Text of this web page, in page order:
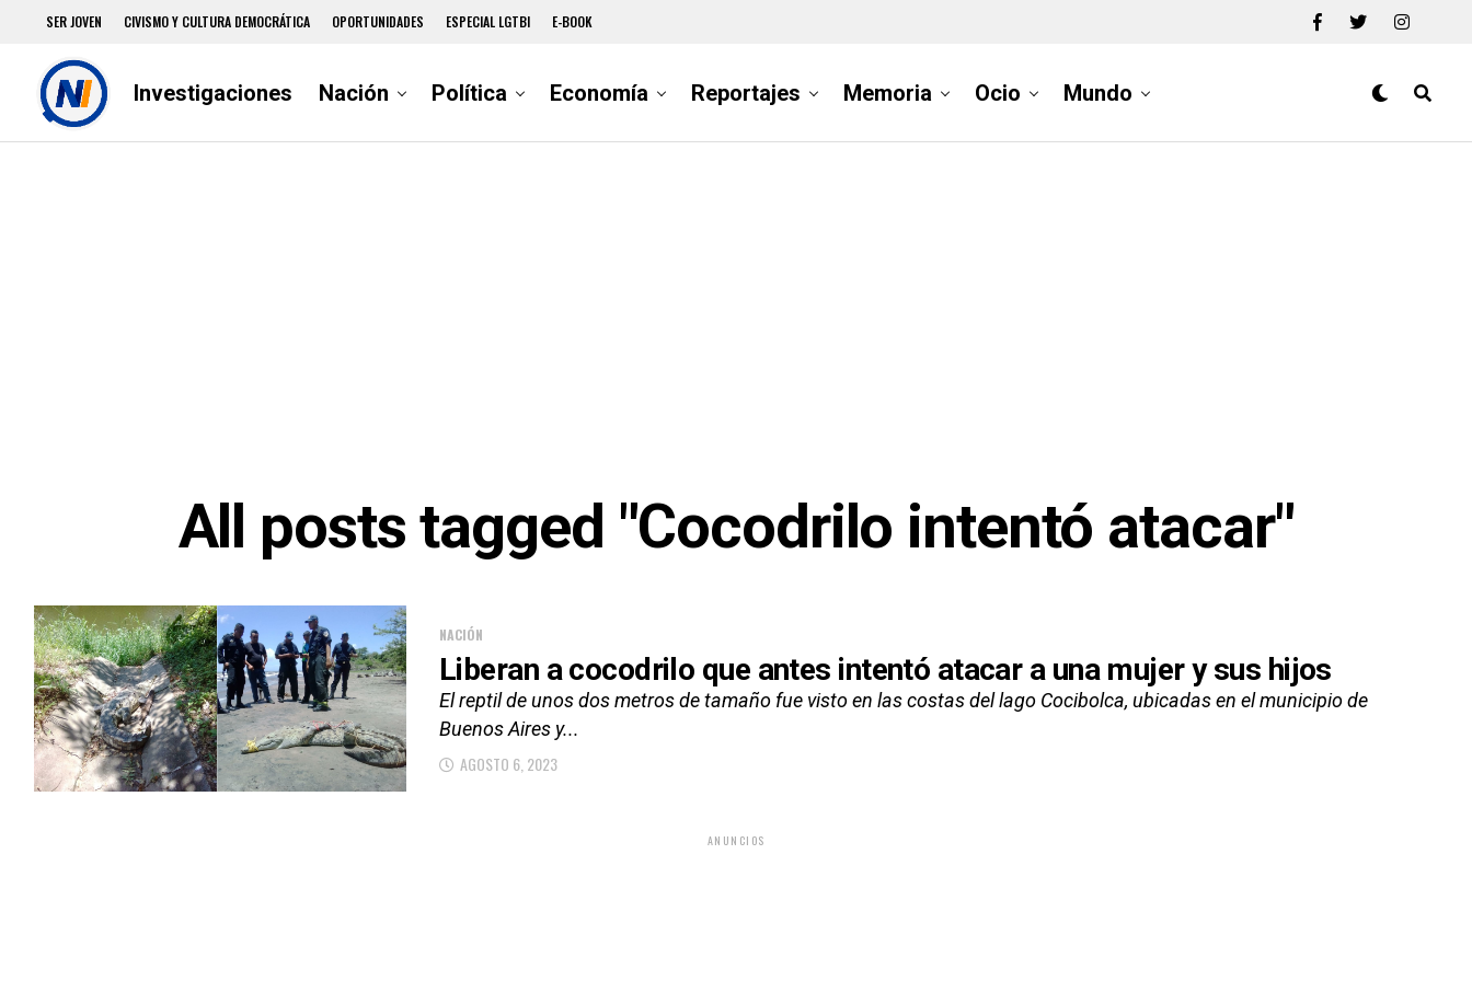
SER JOVEN CIVISMO Y CULTURA DEMOCRÁTICA OPORTUNIDADES ESPECIAL LGTBI E-BOOK
Investigaciones Nación Política Economía Reportajes Memoria Ocio Mundo
All posts tagged "Cocodrilo intentó atacar"
NACIÓN
Liberan a cocodrilo que antes intentó atacar a una mujer y sus hijos
El reptil de unos dos metros de tamaño fue visto en las costas del lago Cocibolca, ubicadas en el municipio de
Buenos Aires y...
AGOSTO 6, 2023
ANUNCIOS